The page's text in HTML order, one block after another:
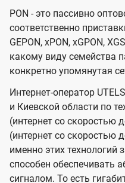
PON - это пассивно
соответственно
GEPON, xPON, xGPON,
какому виду семейства
конкретно упомянутая
Интернет-оператор
и Киевской области по
(интернет со скоростью
(интернет со скоростью
именно этих технологий
способен обеспечивать
сигналом. То есть